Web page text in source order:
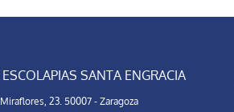
SANTA ENGRACIA
23. 50007 - Zaragoza